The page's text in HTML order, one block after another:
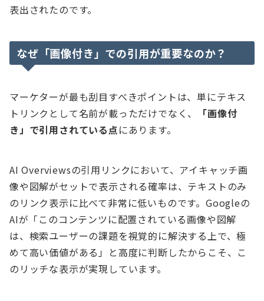
表出されたのです。
なぜ「画像付き」での引用が重要なのか？
マーケターが最も刮目すべきポイントは、単にテキス
トリンクとして名前が載っただけでなく、
「画像付
き」で引用されている点にあります。
AI Overviewsの引用リンクにおいて、アイキャッチ画
像や図解がセットで表示される確率は、テキストのみ
のリンク表示に比べて非常に低いものです。Googleの
AIが「このコンテンツに配置されている画像や図解
は、検索ユーザーの課題を視覚的に解決する上で、極
めて高い価値がある」と高度に判断したからこそ、こ
のリッチな表示が実現しています。